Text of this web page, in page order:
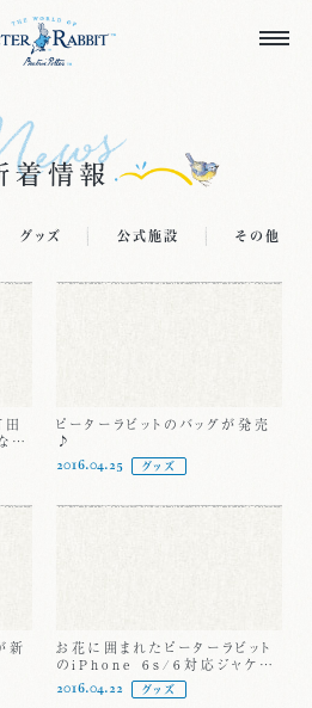
MENU CLOSE
グッズ 公式施設 その他
り
ピーターラビットのバッグが発売
♪
2016.04.25 グッズ
新
お花に囲まれたピーターラビット
のiPhone 6s/6対応ジャケット
新発売
2016.04.22 グッズ